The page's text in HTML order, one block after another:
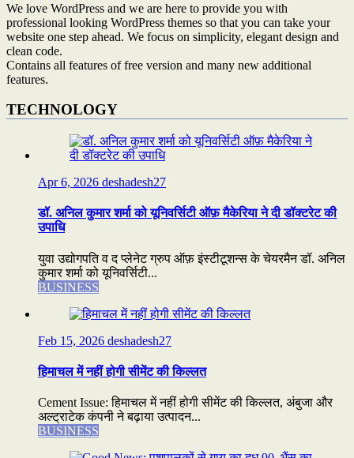
We love WordPress and we are here to provide you with
professional looking WordPress themes so that you can take your
website one step ahead. We focus on simplicity, elegant design and
clean code.
Contains all features of free version and many new additional
features.
TECHNOLOGY
Apr 6, 2026 deshadesh27
डॉ. अनिल कुमार शर्मा को यूनिवर्सिटी ऑफ़ मैकेरिया ने दी डॉक्टरेट की
उपाधि
युवा उद्योगपति व द प्लेनेट ग्रुप ऑफ़ इंस्टीटूशन्स के चेयरमैन डॉ. अनिल
कुमार शर्मा को यूनिवर्सिटी...
BUSINESS
Feb 15, 2026 deshadesh27
हिमाचल में नहीं होगी सीमेंट की किल्लत
Cement Issue: हिमाचल में नहीं होगी सीमेंट की किल्लत, अंबुजा और
अल्ट्राटेक कंपनी ने बढ़ाया उत्पादन...
BUSINESS